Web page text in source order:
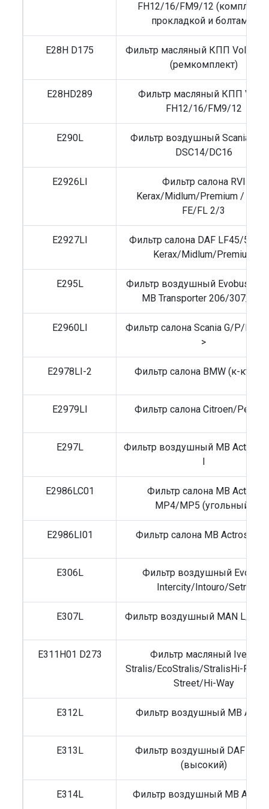
FH12/16/FM9/12 (комплект
прокладкой и болтами)
E28H D175
Фильтр масляный КПП Volvo
(ремкомплект)
E28HD289
Фильтр масляный КПП Volvo
FH12/16/FM9/12
E290L
Фильтр воздушный Scania 4/
DSC14/DC16
E2926LI
Фильтр салона RVI
Kerax/Midlum/Premium /
FE/FL 2/3
E2927LI
Фильтр салона DAF LF45/55 /
Kerax/Midlum/Premium
E295L
Фильтр воздушный Evobus
MB Transporter 206/307/407
E2960LI
Фильтр салона Scania G/P/R
>
E2978LI-2 Фильтр салона BMW (к-кт
E2979LI Фильтр салона Citroen/
E297L
Фильтр воздушный MB Actros/
E2986LC01
Фильтр салона MB Actros
MP4/MP5 (угольный)
E2986LI01 Фильтр салона MB Actros
E306L
Фильтр воздушный Evobus
Intercity/Intouro/Setra
E307L Фильтр воздушный MAN L/M
E311H01 D273
Фильтр масляный Iveco
Stralis/EcoStralis/StralisHi-
Street/Hi-Way
E312L Фильтр воздушный MB
E313L
Фильтр воздушный DAF 95
(высокий)
E314L Фильтр воздушный MB